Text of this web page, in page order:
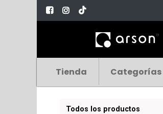
Tienda Categorías
Todos los productos